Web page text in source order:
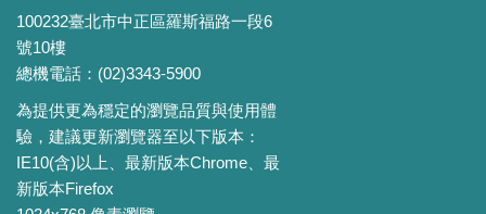
100232臺北市中正區羅斯福路一段6
號10樓
總機電話：(02)3343-5900
為提供更為穩定的瀏覽品質與使用體
驗，建議更新瀏覽器至以下版本：
IE10(含)以上、最新版本Chrome、最
新版本Firefox